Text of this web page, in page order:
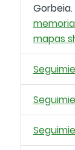
Gorbeia.
memoria
mapas